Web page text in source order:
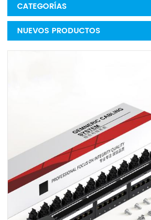
CATEGORÍAS
NUEVOS PRODUCTOS